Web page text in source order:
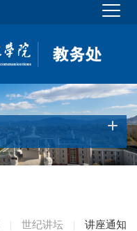
| 世纪讲坛 | 讲座通知